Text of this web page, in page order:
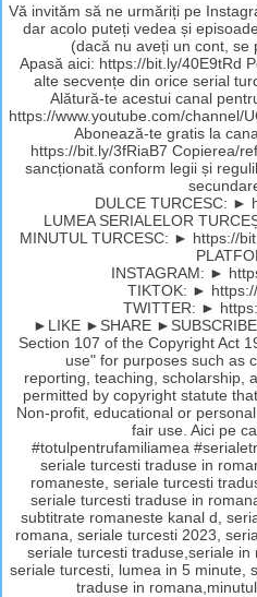
Vă invităm să ne urmăriți pe
dar acolo puteți vedea și
(dacă nu aveți un cont, se
Apasă aici: https://bit.ly/40E9tRd
alte secvențe din orice serial
Alătură-te acestui canal
https://www.youtube.com/channel/
Abonează-te gratis la
https://bit.ly/3fRiaB7 Copierea/
sancționată conform legii și
DULCE TURCESC: ►
LUMEA SERIALELOR
MINUTUL TURCESC: ► https://
INSTAGRAM: ►
TIKTOK: ►
TWITTER: ►
►LIKE ►SHARE
Section 107 of the Copyright Act
use" for purposes such as
reporting, teaching, scholarship,
permitted by copyright statute
Non-profit, educational or
fair use. Aici pe
#totulpentrufamiliamea
seriale turcesti traduse in
romaneste, seriale turcesti
seriale turcesti traduse in
subtitrate romaneste kanal d,
romana, seriale turcesti 2023,
seriale turcesti traduse,seriale
seriale turcesti, lumea in 5 minute,
traduse in